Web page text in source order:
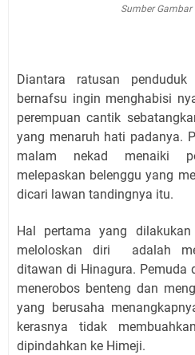
Sumber Gambar
Diantara ratusan
bernafsu ingin menghabisi
perempuan cantik
yang menaruh hati padanya.
malam nekad menaiki
melepaskan belenggu yang
dicari lawan tandingnya itu.
Hal pertama yang
meloloskan diri adalah
ditawan di Hinagura. Pemuda
menerobos benteng dan
yang berusaha
kerasnya tidak
dipindahkan ke Himeji.